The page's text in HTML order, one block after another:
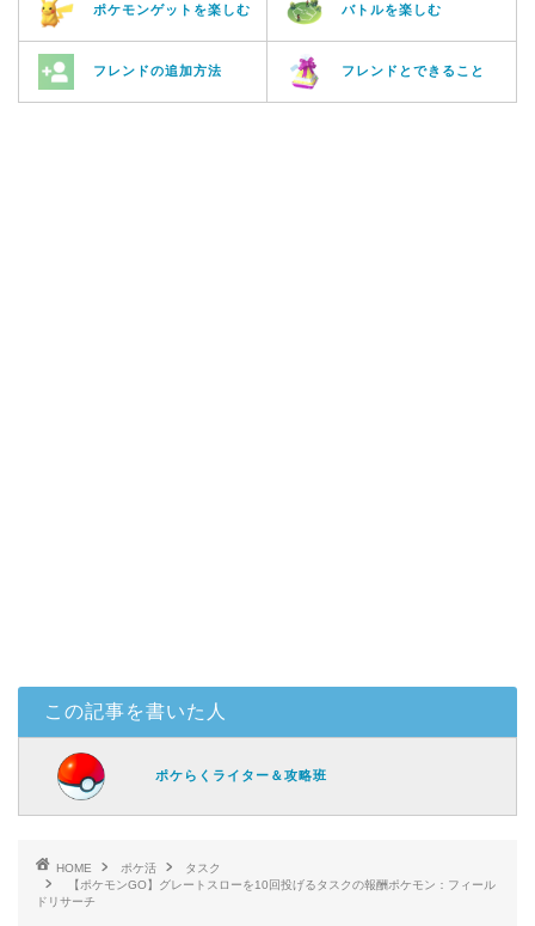
ポケモンゲットを楽しむ バトルを楽しむ
フレンドの追加方法 フレンドとできること
この記事を書いた人
ポケらくライター＆攻略班
HOME ポケ活
タスク
【ポケモンGO】グレートスローを10回投げるタスクの報酬ポケモン：フィール
ドリサーチ